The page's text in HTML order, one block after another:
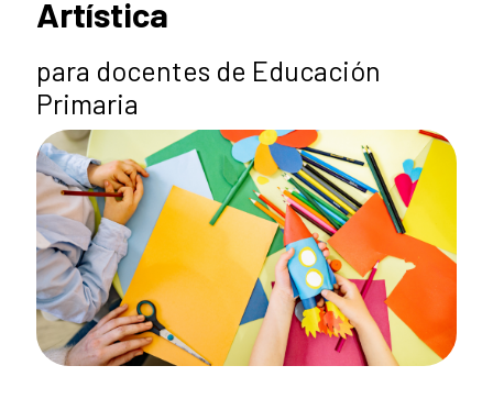
Artística
para docentes de Educación
Primaria